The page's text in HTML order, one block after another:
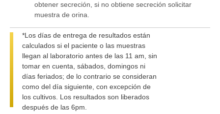
obtener secreción, si no obtiene secreción solicitar
muestra de orina.
*Los días de entrega de resultados están
calculados si el paciente o las muestras
llegan al laboratorio antes de las 11 am, sin
tomar en cuenta, sábados, domingos ni
días feriados; de lo contrario se consideran
como del día siguiente, con excepción de
los cultivos. Los resultados son liberados
después de las 6pm.